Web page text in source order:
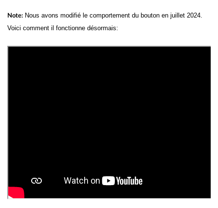
Note: Nous avons modifié le comportement du bouton en juillet 2024.
Voici comment il fonctionne désormais: